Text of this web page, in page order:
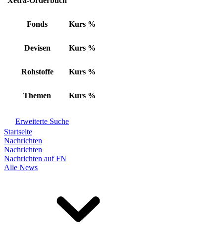
Fonds Kurs %
Devisen Kurs %
Rohstoffe Kurs %
Themen Kurs %
Erweiterte Suche
Startseite
Nachrichten
Nachrichten
Nachrichten auf FN
Alle News